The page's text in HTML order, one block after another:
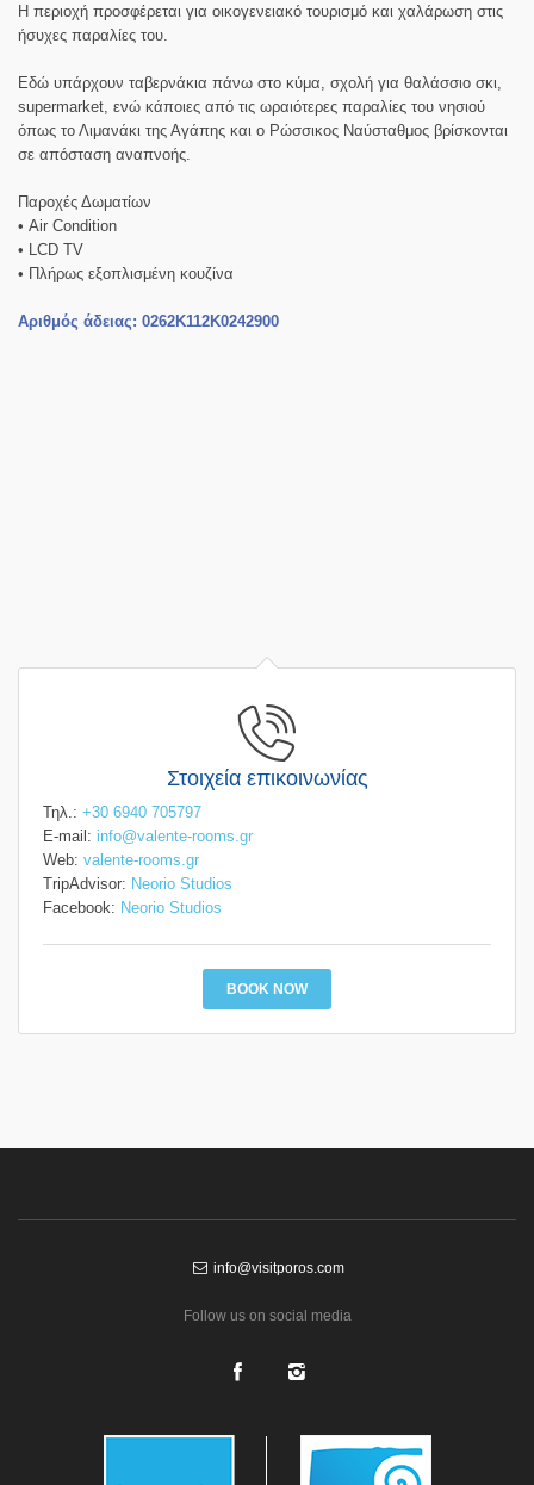
Η περιοχή προσφέρεται για οικογενειακό τουρισμό και χαλάρωση στις
ήσυχες παραλίες του.
Εδώ υπάρχουν ταβερνάκια πάνω στο κύμα, σχολή για θαλάσσιο σκι,
supermarket, ενώ κάποιες από τις ωραιότερες παραλίες του νησιού
όπως το Λιμανάκι της Αγάπης και ο Ρώσσικος Ναύσταθμος βρίσκονται
σε απόσταση αναπνοής.
Παροχές Δωματίων
• Air Condition
• LCD TV
• Πλήρως εξοπλισμένη κουζίνα
Αριθμός άδειας: 0262K112K0242900
Στοιχεία επικοινωνίας
Τηλ.: +30 6940 705797
E-mail: info@valente-rooms.gr
Web: valente-rooms.gr
TripAdvisor: Neorio Studios
Facebook: Neorio Studios
BOOK NOW
info@visitporos.com
Follow us on social media